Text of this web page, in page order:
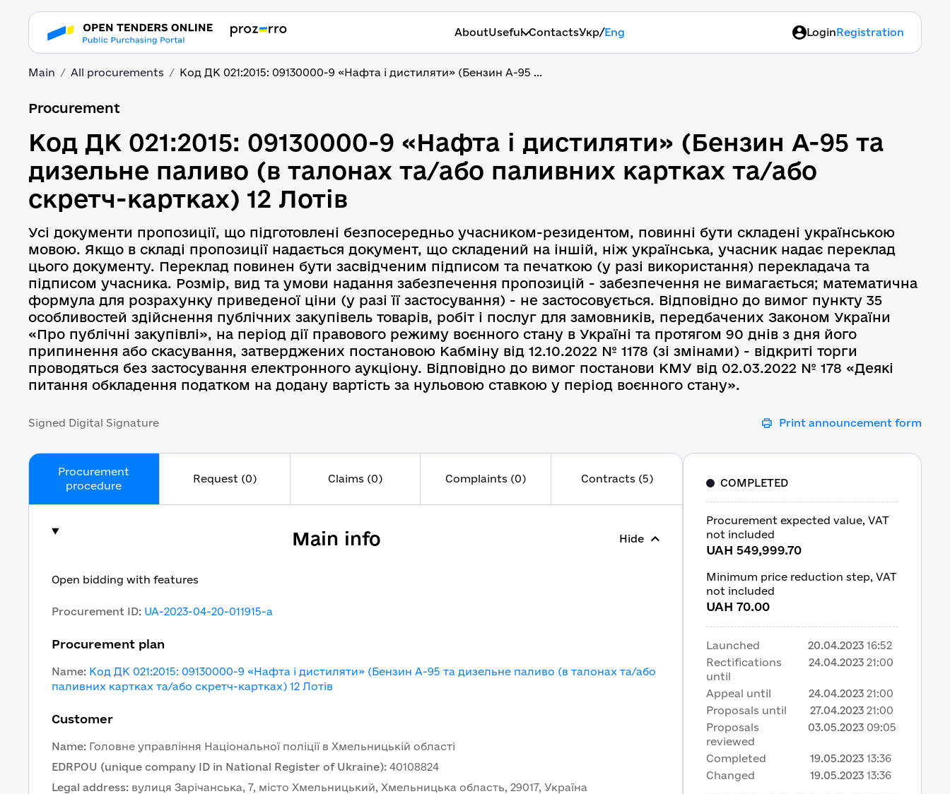
AboutUseful ContactsУкр/Eng LoginRegistration
Main All procurements Код ДК 021:2015: 09130000-9 «Нафта і дистиляти» (Бензин А-95 ...
Код ДК 021:2015: 09130000-9 «Нафта і дистиляти» (Бензин А-95 та
Procurement
Код ДК 021:2015: 09130000-9 «Нафта і дистиляти» (Бензин А-95 та
дизельне паливо (в талонах та/або паливних картках та/або
скретч-картках) 12 Лотів
Усі документи пропозиції, що підготовлені безпосередньо учасником-резидентом, повинні бути складені українською
мовою. Якщо в складі пропозиції надається документ, що складений на іншій, ніж українська, учасник надає переклад
цього документу. Переклад повинен бути засвідченим підписом та печаткою (у разі використання) перекладача та
підписом учасника. Розмір, вид та умови надання забезпечення пропозицій - забезпечення не вимагається; математична
формула для розрахунку приведеної ціни (у разі її застосування) - не застосовується. Відповідно до вимог пункту 35
особливостей здійснення публічних закупівель товарів, робіт і послуг для замовників, передбачених Законом України
«Про публічні закупівлі», на період дії правового режиму воєнного стану в Україні та протягом 90 днів з дня його
припинення або скасування, затверджених постановою Кабміну від 12.10.2022 № 1178 (зі змінами) - відкриті торги
проводяться без застосування електронного аукціону. Відповідно до вимог постанови КМУ від 02.03.2022 № 178 «Деякі
питання обкладення податком на додану вартість за нульовою ставкою у період воєнного стану».
Signed Digital Signature Print announcement form
Procurement
procedure
Request (0) Claims (0) Complaints (0) Contracts (5)
Main info Hide
Open bidding with features
Procurement ID: UA-2023-04-20-011915-a
Procurement plan
Name: Код ДК 021:2015: 09130000-9 «Нафта і дистиляти» (Бензин А-95 та дизельне паливо (в талонах та/або
паливних картках та/або скретч-картках) 12 Лотів
Customer
Name: Головне управління Національної поліції в Хмельницькій області
EDRPOU (unique company ID in National Register of Ukraine): 40108824
Legal address: вулиця Зарічанська, 7, місто Хмельницький, Хмельницька область, 29017, Україна
COMPLETED
Procurement expected value, VAT
not included
UAH 549,999.70
Minimum price reduction step, VAT
not included
UAH 70.00
Launched 20.04.2023 16:52
Rectifications
until
24.04.2023 21:00
Appeal until 24.04.2023 21:00
Proposals until
27.04.2023 21:00
Proposals
reviewed
03.05.2023 09:05
Completed 19.05.2023 13:36
Changed
19.05.2023 13:36